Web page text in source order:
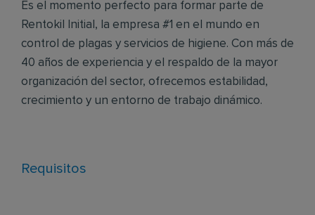
Es el momento perfecto para formar parte de
Rentokil Initial, la empresa #1 en el mundo en
control de plagas y servicios de higiene. Con más de
40 años de experiencia y el respaldo de la mayor
organización del sector, ofrecemos estabilidad,
crecimiento y un entorno de trabajo dinámico.
Requisitos